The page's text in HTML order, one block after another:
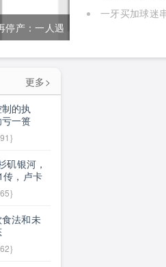
停产：一人遇
一牙买加球迷
更多>
的执
一篑
矶银河，
传，卢卡
法和未